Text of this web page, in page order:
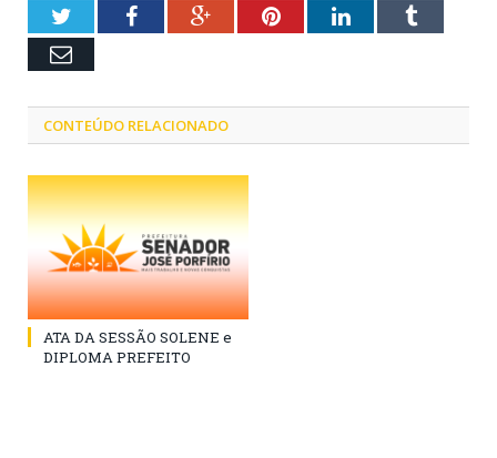
TwitterFacebookGoogle+PinterestLinkedInTumblr
Email
CONTEÚDO RELACIONADO
ATA DA SESSÃO SOLENE e
DIPLOMA PREFEITO